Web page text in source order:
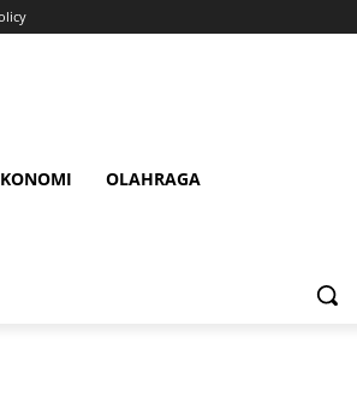
OLAHRAGA